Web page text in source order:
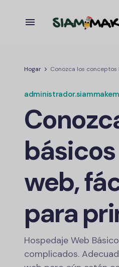
Hogar Conozca los
web,
para
Hospedaje Web
complicados.